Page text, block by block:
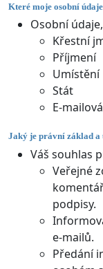
Které moje osobní
Osobní
Křestní
Příjmení
Umístění
Stát
E-
Jaký je právní základ a
Váš souhlas
Veřejné
podpisy.
e-mailů.
Předání